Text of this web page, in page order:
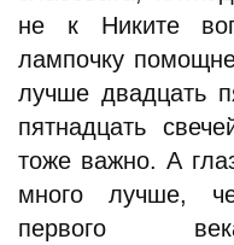
не к Никите
лампочку
лучше двадцать
пятнадцать
тоже важно. А
много лучше,
первого